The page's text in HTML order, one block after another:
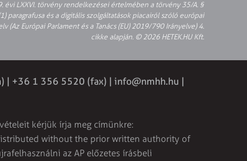
évi LXXVI. törvény rendelkezései értelmében a törvény 35/A. §
paragrafusa és a digitális szolgáltatások piacairól szóló európai
(Az Európai Parlament és a Tanács (EU) 2019/790 Irányelve) 4.
cikke alapján. © 2026 HETEK.HU Kft.
| +36 1 356 5520 (fax) | info@nmhh.hu |
kérjük írja meg címünkre:
without the prior written authority of
az AP előzetes írásbeli